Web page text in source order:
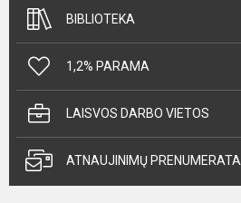
BIBLIOTEKA
1,2% PARAMA
LAISVOS DARBO VIETOS
ATNAUJINIMŲ PRENUMERATA